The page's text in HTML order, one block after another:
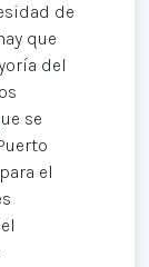
de
que
del
se
el